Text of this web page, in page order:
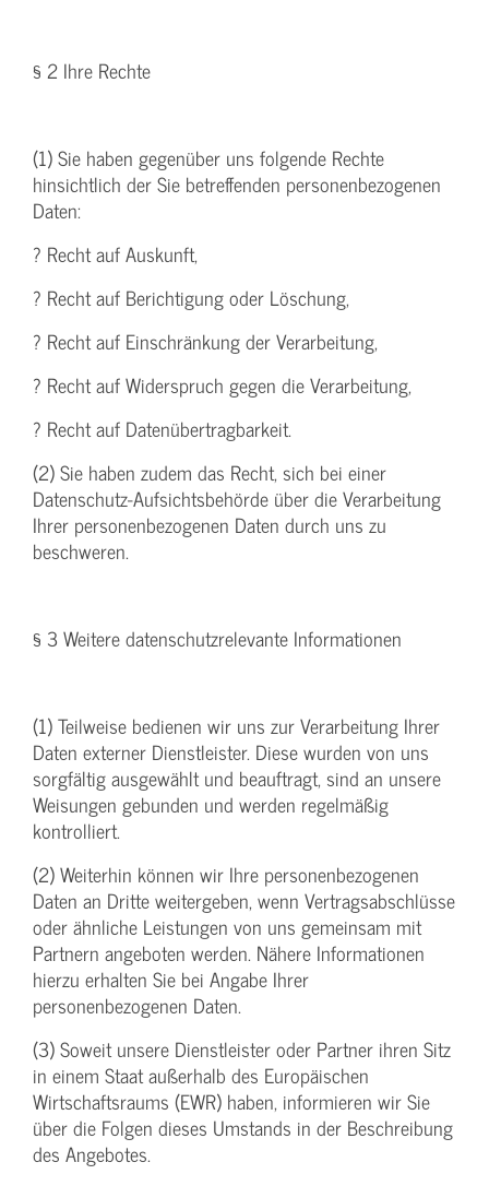
§ 2 Ihre Rechte
(1) Sie haben gegenüber uns folgende Rechte
hinsichtlich der Sie betreffenden personenbezogenen
Daten:
? Recht auf Auskunft,
? Recht auf Berichtigung oder Löschung,
? Recht auf Einschränkung der Verarbeitung,
? Recht auf Widerspruch gegen die Verarbeitung,
? Recht auf Datenübertragbarkeit.
(2) Sie haben zudem das Recht, sich bei einer
Datenschutz-Aufsichtsbehörde über die Verarbeitung
Ihrer personenbezogenen Daten durch uns zu
beschweren.
§ 3 Weitere datenschutzrelevante Informationen
(1) Teilweise bedienen wir uns zur Verarbeitung Ihrer
Daten externer Dienstleister. Diese wurden von uns
sorgfältig ausgewählt und beauftragt, sind an unsere
Weisungen gebunden und werden regelmäßig
kontrolliert.
(2) Weiterhin können wir Ihre personenbezogenen
Daten an Dritte weitergeben, wenn Vertragsabschlüsse
oder ähnliche Leistungen von uns gemeinsam mit
Partnern angeboten werden. Nähere Informationen
hierzu erhalten Sie bei Angabe Ihrer
personenbezogenen Daten.
(3) Soweit unsere Dienstleister oder Partner ihren Sitz
in einem Staat außerhalb des Europäischen
Wirtschaftsraums (EWR) haben, informieren wir Sie
über die Folgen dieses Umstands in der Beschreibung
des Angebotes.